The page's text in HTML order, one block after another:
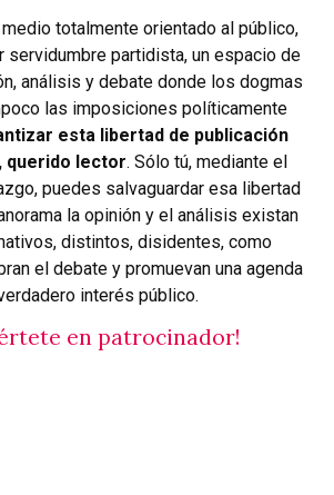
totalmente orientado al público,
servidumbre partidista, un espacio de
análisis y debate donde los dogmas
las imposiciones políticamente
esta libertad de publicación
querido lector. Sólo tú, mediante el
puedes salvaguardar esa libertad
la opinión y el análisis existan
distintos, disidentes, como
el debate y promuevan una agenda
interés público.
en patrocinador!